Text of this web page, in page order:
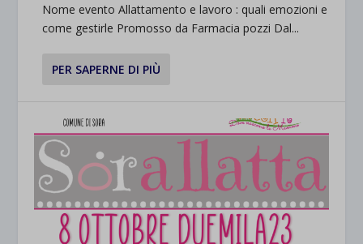
Nome evento Allattamento e lavoro : quali emozioni e
come gestirle Promosso da Farmacia pozzi Dal...
PER SAPERNE DI PIÙ